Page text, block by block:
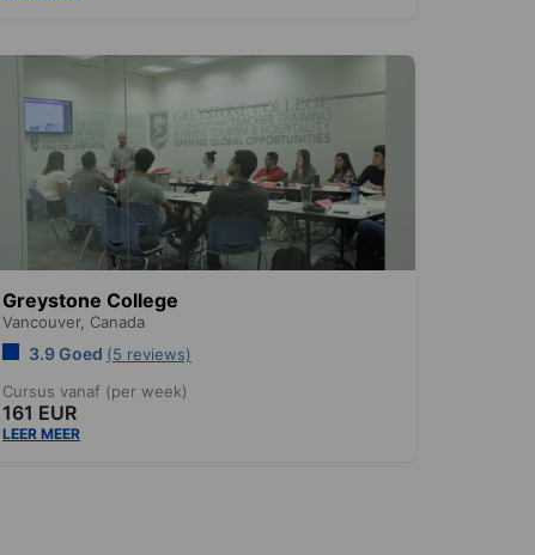
Greystone College
Vancouver, Canada
3.9 Goed (5 reviews)
Cursus vanaf (per week)
161 EUR
LEER MEER